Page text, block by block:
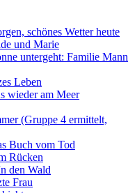
schönes Wetter heute
und Marie
untergeht: Familie Mann
Leben
wieder am Meer
(Gruppe 4 ermittelt,
Buch vom Tod
Rücken
den Wald
Frau